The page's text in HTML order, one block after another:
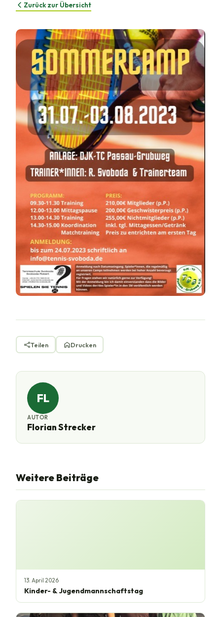
Zurück zur Übersicht
Teilen Drucken
FL
AUTOR
Florian Strecker
Weitere Beiträge
13. April 2026
Kinder- & Jugendmannschaftstag